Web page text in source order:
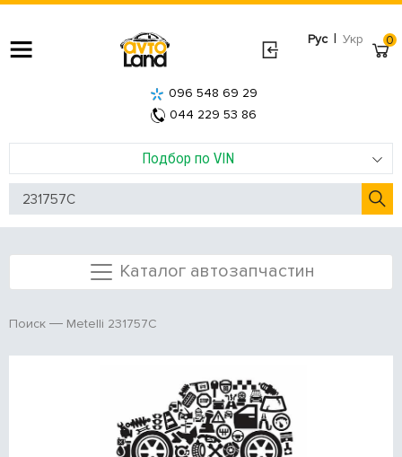
Рус | Укр
Подбор по VIN
096 548 69 29
044 229 53 86
0
Каталог автозапчастин
Поиск Metelli 231757C